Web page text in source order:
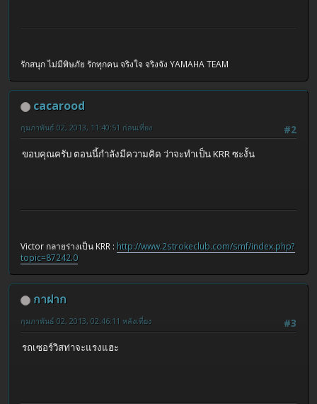
รักสนุก ไม่มีพิษภัย รักทุกคน จริงใจ จริงจัง YAMAHA TEAM
cacarood
#2
กุมภาพันธ์ 02, 2013, 11:40:51 ก่อนเที่ยง
ขอบคุณครับ ตอนนี้กำลังมีความคิด ว่าจะทำเป็น KRR ซะงั้น
Victor กลายร่างเป็น KRR : http://www.2strokeclub.com/smf/index.php?
topic=87242.0
กาฝาก
#3
กุมภาพันธ์ 02, 2013, 02:46:11 หลังเที่ยง
รถเซอร์วิสท่าจะแรงแฮะ